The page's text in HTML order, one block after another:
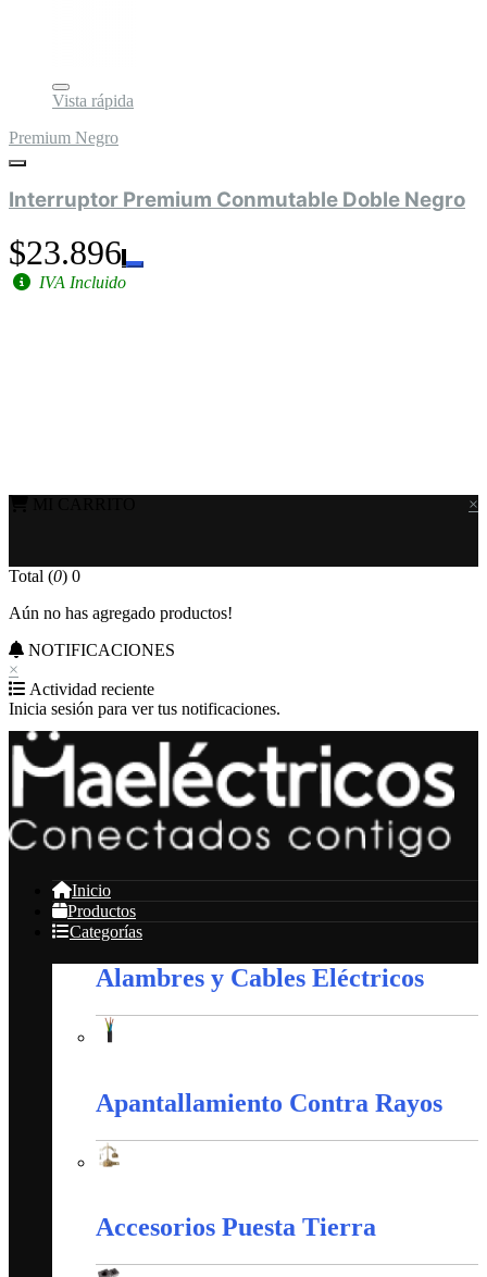
Vista rápida
Premium Negro
Interruptor Premium Conmutable Doble Negro
$23.896
IVA Incluido
×
Total (0) 0
Aún no has agregado productos!
NOTIFICACIONES
×
Actividad reciente
Inicia sesión para ver tus notificaciones.
Inicio
Productos
Categorías
Alambres y Cables Eléctricos
Apantallamiento Contra Rayos
Accesorios Puesta Tierra